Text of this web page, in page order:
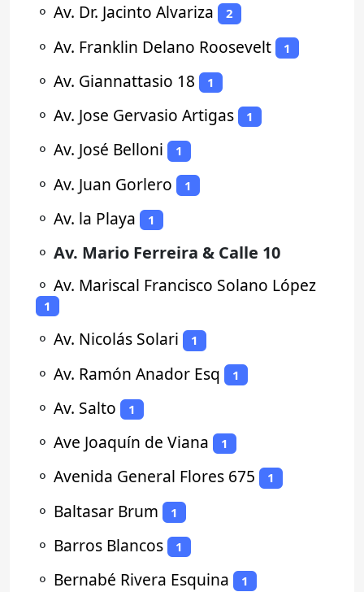
⚬ Av. Dr. Jacinto Alvariza 2
⚬ Av. Franklin Delano Roosevelt 1
⚬ Av. Giannattasio 18 1
⚬ Av. Jose Gervasio Artigas 1
⚬ Av. José Belloni 1
⚬ Av. Juan Gorlero 1
⚬ Av. la Playa 1
⚬ Av. Mario Ferreira & Calle 10
⚬ Av. Mariscal Francisco Solano López
1
⚬ Av. Nicolás Solari 1
⚬ Av. Ramón Anador Esq 1
⚬ Av. Salto 1
⚬ Ave Joaquín de Viana 1
⚬ Avenida General Flores 675 1
⚬ Baltasar Brum 1
⚬ Barros Blancos 1
⚬ Bernabé Rivera Esquina 1